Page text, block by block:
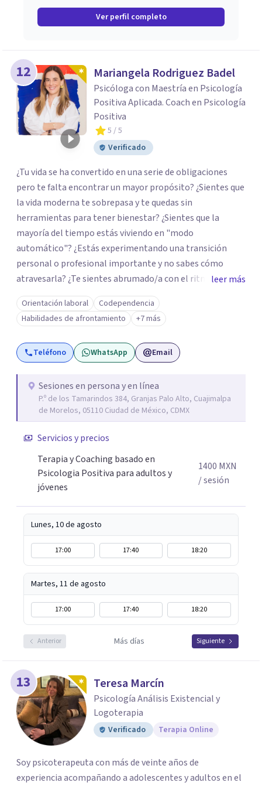
Ver perfil completo
12 Mariangela Rodriguez Badel
Psicóloga con Maestría en Psicología
Positiva Aplicada. Coach en Psicología
Positiva
5 / 5
Verificado
¿Tu vida se ha convertido en una serie de obligaciones
pero te falta encontrar un mayor propósito? ¿Sientes que
la vida moderna te sobrepasa y te quedas sin
herramientas para tener bienestar? ¿Sientes que la
mayoría del tiempo estás viviendo en "modo
automático"? ¿Estás experimentando una transición
personal o profesional importante y no sabes cómo
atravesarla? ¿Te sientes abrumado/a con el ritmo de tu
día a día y te preguntas si hay una mejor manera de vivir?
¿Aunque no estás deprimido/a sientes que te gustaría
potenciar tu capacidad de bienestar? Hola, Soy
Mariangela Rodriguez Badel. Uno de mis propósitos de
vida es impactar positivamente la vida de jóvenes y
uno/a y acompañándolo/as a encontrar herramientas
que les permitan conectar con su vida de maneras
diferentes y avanzar hacia donde lo necesitan. Hago
manera presencial en la Ciudad de México.
Adicionalmente enseño herramientas de psicología
positiva y bienestar a grupos y equipos.
leer más
Orientación laboral
Codependencia
Habilidades de afrontamiento
+7 más
Teléfono WhatsApp Email
Sesiones en persona y en línea
P.º de los Tamarindos 384, Granjas Palo Alto, Cuajimalpa
de Morelos, 05110 Ciudad de México, CDMX
Servicios y precios
Terapia y Coaching basado en
Psicologia Positiva para adultos y
jóvenes
1400 MXN
/ sesión
Lunes, 10 de agosto
17:00 17:40 18:20
Martes, 11 de agosto
17:00 17:40 18:20
Anterior Más días Siguiente
13 Teresa Marcín
Psicología Análisis Existencial y
Logoterapia
Verificado Terapia Online
Soy psicoterapeuta con más de veinte años de
experiencia acompañando a adolescentes y adultos en el